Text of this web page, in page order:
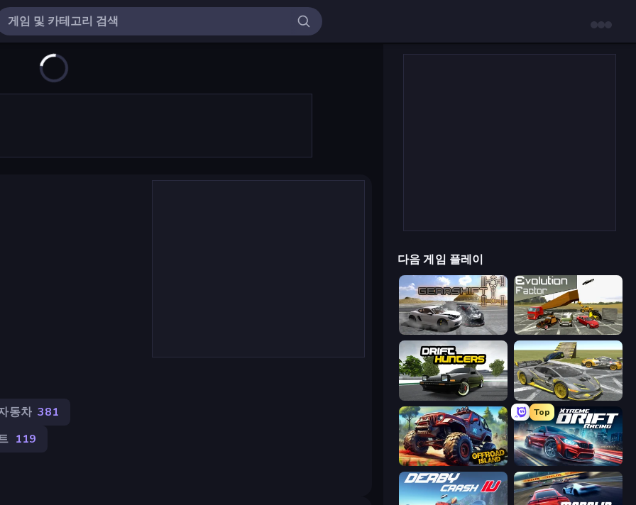
동차 381
119
다음 게임 플레이
Gearshift One Evolution Factor
Drift Hunters Wrong Way
Offroad Island
Top
Xtreme DRIFT Racing